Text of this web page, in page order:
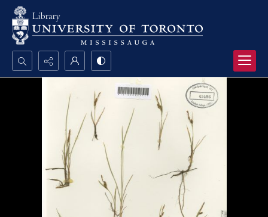
Search...
Advanced search